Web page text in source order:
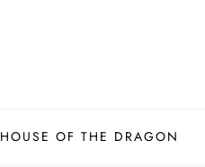
HOUSE OF THE DRAGON